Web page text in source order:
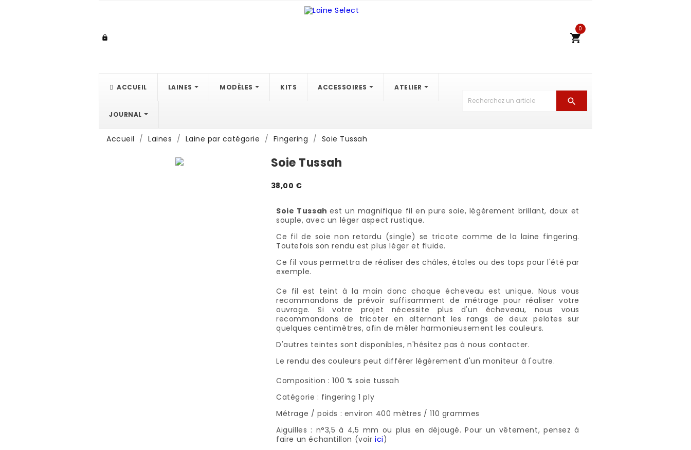
 
0
ACCUEIL LAINES MODÈLES KITS ACCESSOIRES ATELIER
JOURNAL

Accueil Laines Laine par catégorie Fingering Soie Tussah
Soie Tussah
38,00 €
Soie Tussahest un magnifique fil en pure soie, légèrement brillant, doux et
souple, avec un léger aspect rustique.
Ce fil de soie non retordu (single) se tricote comme de la laine fingering.
Toutefois son rendu est plus léger et fluide.
Ce fil vous permettra de réaliser des châles, étoles ou des tops pour l'été par
exemple.
Ce fil est teint à la main donc chaque écheveau est unique. Nous vous
recommandons de prévoir suffisamment de métrage pour réaliser votre
ouvrage. Si votre projet nécessite plus d'un écheveau, nous vous
recommandons de tricoter en alternant les rangs de deux pelotes sur
quelques centimètres, afin de mêler harmonieusement les couleurs.
D'autres teintes sont disponibles, n'hésitez pas à nous contacter.
Le rendu des couleurs peut différer légèrement d'un moniteur à l'autre.
Composition : 100 % soie tussah
Catégorie : fingering 1 ply
Métrage / poids : environ 400 mètres / 110 grammes
Aiguilles : n°3,5 à 4,5 mm ou plus en déjaugé. Pour un vêtement, pensez à
faire un échantillon (voir ici)